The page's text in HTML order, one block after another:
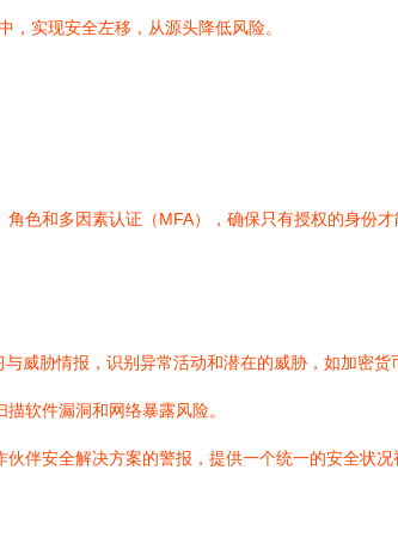
实现安全左移，从源头降低风险。
色和多因素认证（MFA），确保只有授权的身份
威胁情报，识别异常活动和潜在的威胁，如加密货
软件漏洞和网络暴露风险。
伴安全解决方案的警报，提供一个统一的安全状